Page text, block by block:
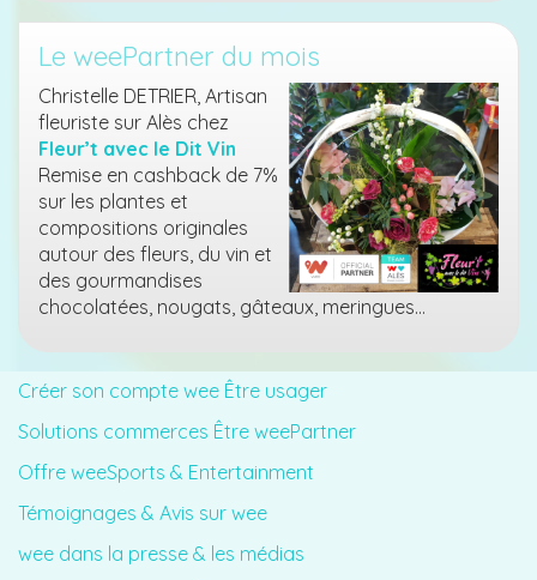
Le weePartner du mois
Christelle DETRIER, Artisan
fleuriste sur Alès chez
Fleur’t avec le Dit Vin
Remise en cashback de 7%
sur les plantes et
compositions originales
autour des fleurs, du vin et
des gourmandises
chocolatées, nougats, gâteaux, meringues…
Créer son compte wee Être usager
Solutions commerces Être weePartner
Offre weeSports & Entertainment
Témoignages & Avis sur wee
wee dans la presse & les médias